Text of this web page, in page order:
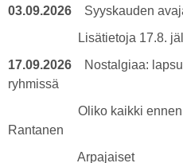
03.09.2026 Syyskauden
Lisätietoja 17.8.
17.09.2026 Nostalgiaa:
ryhmissä
Oliko kaikki ennen
Rantanen
Arpajaiset